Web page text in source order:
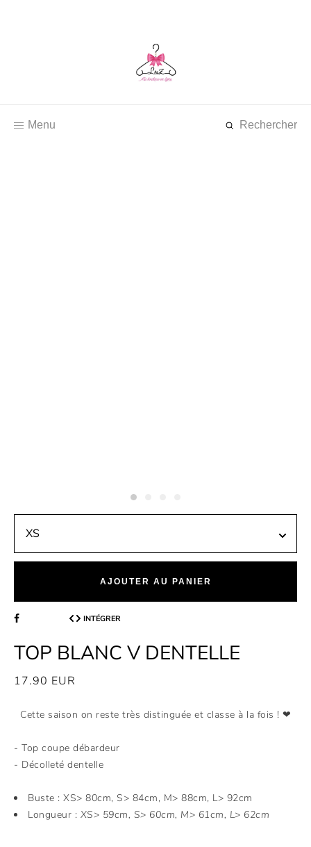
Menu Rechercher
AJOUTER AU PANIER
INTÉGRER
TOP BLANC V DENTELLE
17.90 EUR
Cette saison on reste très distinguée et classe à la fois ! ❤
- Top coupe débardeur
- Décolleté dentelle
Buste : XS> 80cm, S> 84cm, M> 88cm, L> 92cm
Longueur : XS> 59cm, S> 60cm, M> 61cm, L> 62cm